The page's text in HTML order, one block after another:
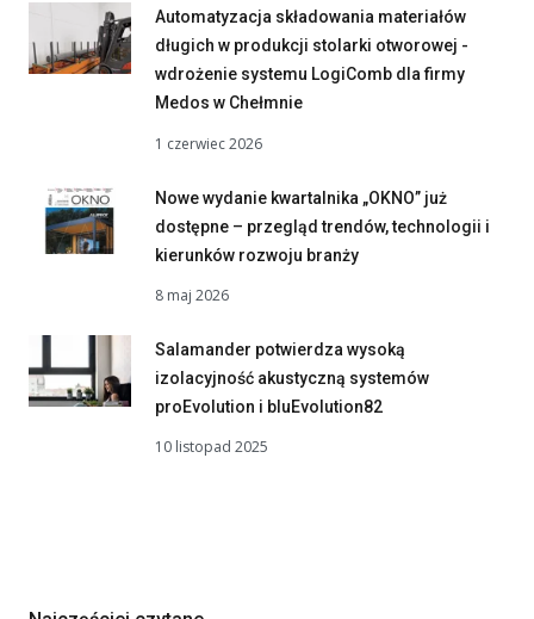
Automatyzacja składowania materiałów
długich w produkcji stolarki otworowej -
wdrożenie systemu LogiComb dla firmy
Medos w Chełmnie
1 czerwiec 2026
Nowe wydanie kwartalnika „OKNO” już
dostępne – przegląd trendów, technologii i
kierunków rozwoju branży
8 maj 2026
Salamander potwierdza wysoką
izolacyjność akustyczną systemów
proEvolution i bluEvolution82
10 listopad 2025